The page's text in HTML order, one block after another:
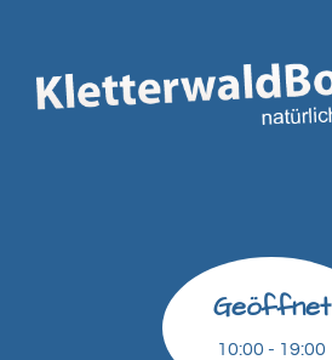
Geöffnet
10:00 - 19:00